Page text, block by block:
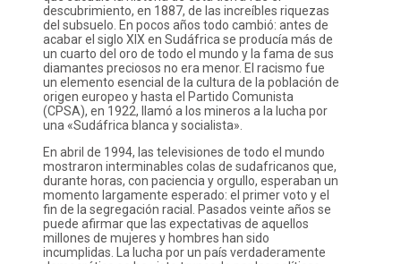
descubrimiento, en 1887, de las increíbles riquezas
del subsuelo. En pocos años todo cambió: antes de
acabar el siglo XIX en Sudáfrica se producía más de
un cuarto del oro de todo el mundo y la fama de sus
diamantes preciosos no era menor. El racismo fue
un elemento esencial de la cultura de la población de
origen europeo y hasta el Partido Comunista
(CPSA), en 1922, llamó a los mineros a la lucha por
una «Sudáfrica blanca y socialista».
En abril de 1994, las televisiones de todo el mundo
mostraron interminables colas de sudafricanos que,
durante horas, con paciencia y orgullo, esperaban un
momento largamente esperado: el primer voto y el
fin de la segregación racial. Pasados veinte años se
puede afirmar que las expectativas de aquellos
millones de mujeres y hombres han sido
incumplidas. La lucha por un país verdaderamente